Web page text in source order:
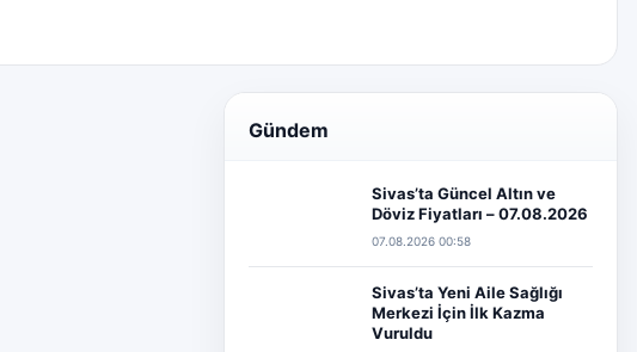
Gündem
Sivas’ta Güncel Altın ve
Döviz Fiyatları – 07.08.2026
07.08.2026 00:58
Sivas’ta Yeni Aile Sağlığı
Merkezi İçin İlk Kazma
Vuruldu